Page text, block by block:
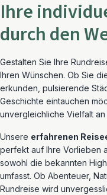
Ihre
durch den
Gestalten Sie Ihre
Ihren Wünschen. Ob Sie
erkunden, pulsierende
Geschichte eintauchen
unvergleichliche Vielfalt an
Unsere erfahrenen
perfekt auf Ihre Vorlieben
sowohl die bekannten
umfasst. Ob Abenteuer,
Rundreise wird